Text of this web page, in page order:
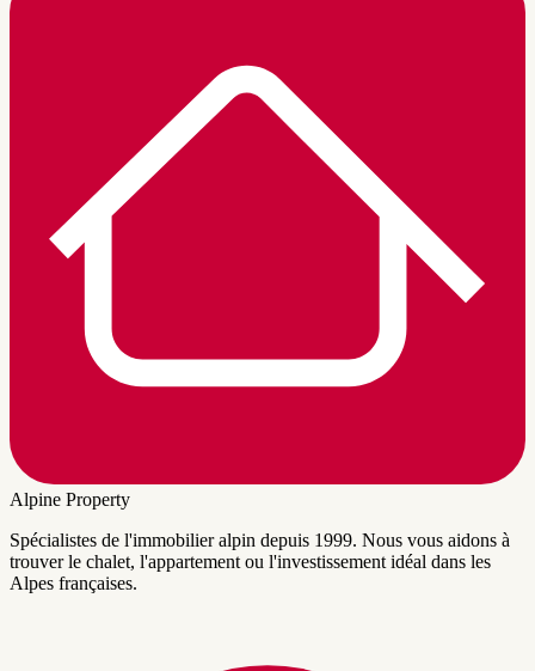
Alpine Property
Spécialistes de l'immobilier alpin depuis 1999. Nous vous aidons à
trouver le chalet, l'appartement ou l'investissement idéal dans les
Alpes françaises.